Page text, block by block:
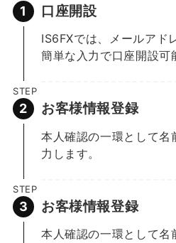
口座開設
IS6FXでは、メールアド
簡単な入力で口座開設可
STEP
お客様情報登録
本人確認の一環として名
力します。
STEP
お客様情報登録
本人確認の一環として名